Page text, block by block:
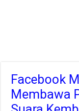
Facebook
Membawa